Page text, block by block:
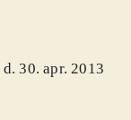
d. 30. apr. 2013